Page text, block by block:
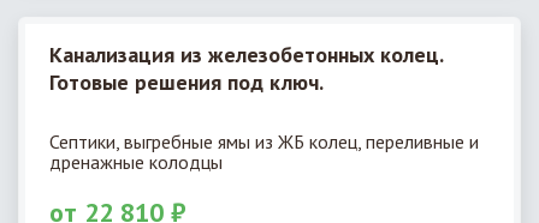
Канализация из железобетонных колец.
Готовые решения под ключ.
Септики, выгребные ямы из ЖБ колец, переливные и
дренажные колодцы
от 22 810 ₽